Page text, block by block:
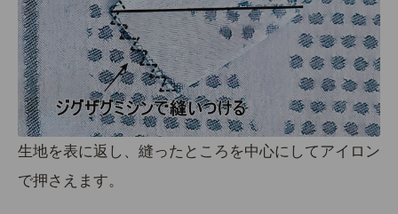
生地を表に返し、縫ったところを中心にしてアイロン
で押さえます。